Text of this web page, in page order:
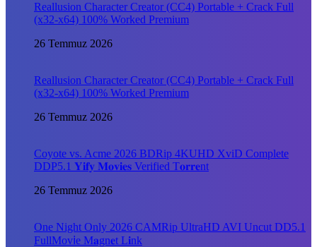
Reallusion Character Creator (CC4) Portable + Crack Full
(x32-x64) 100% Worked Premium
26 Temmuz 2026
Reallusion Character Creator (CC4) Portable + Crack Full
(x32-x64) 100% Worked Premium
26 Temmuz 2026
Coyote vs. Acme 2026 BDRip 4KUHD XviD Complete
DDP5.1 𝐘𝐢𝐟𝐲 𝐌𝐨𝐯𝐢𝐞𝐬 Verified T𝐨𝐫𝐫𝐞nt
26 Temmuz 2026
One Night Only 2026 CAMRip UltraHD AVI Uncut DD5.1
FullMov𝗂e M𝐚gn𝐞t L𝐢nk